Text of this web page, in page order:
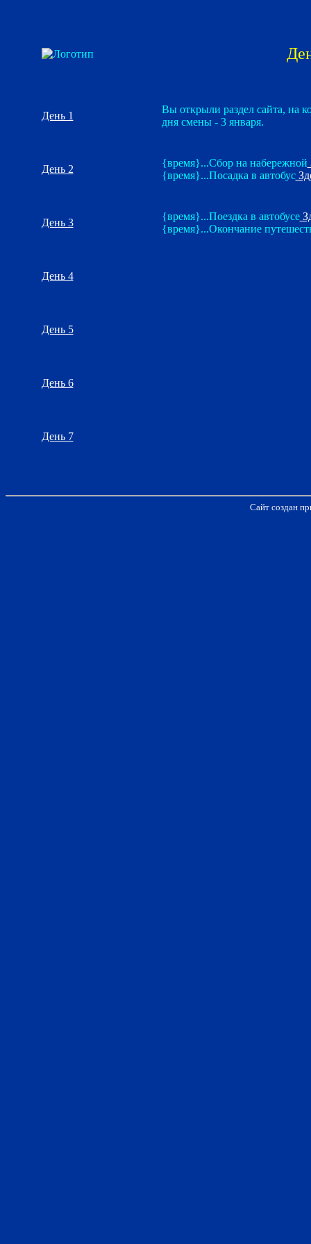
День 1
Вы открыли раздел сайта, на
дня смены - 3 января.
День 2
{время}...Сбор на набережной
{время}...Посадка в автобус
День 3
{время}...Поездка в автобусе
{время}...Окончание
День 4
День 5
День 6
День 7
Сайт создан